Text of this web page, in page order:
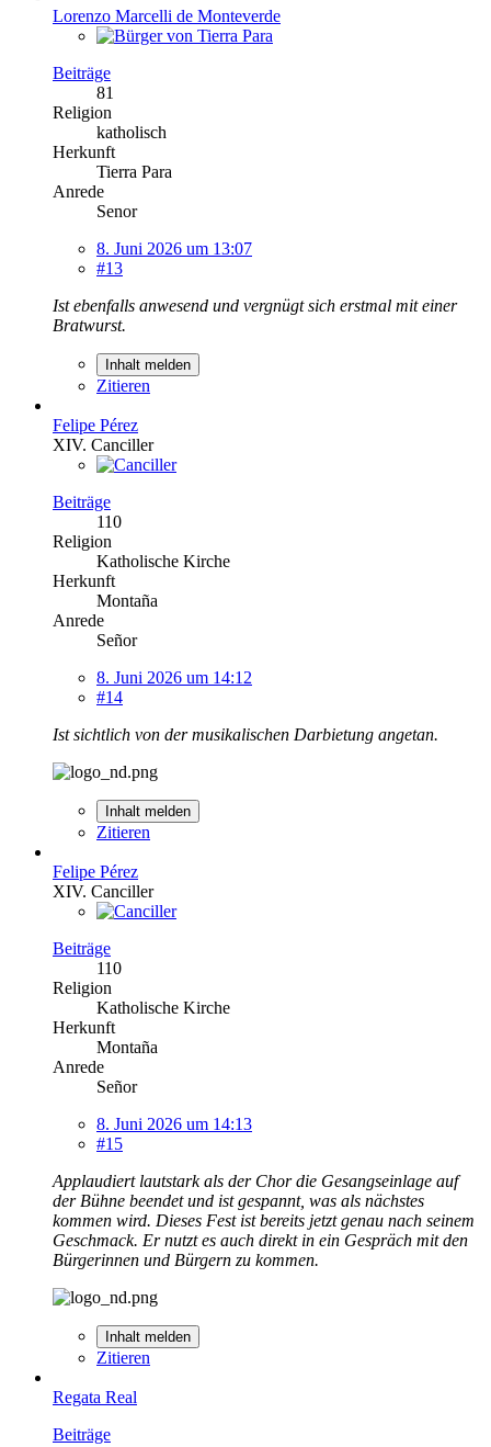
Lorenzo Marcelli de Monteverde
Beiträge
81
Religion
katholisch
Herkunft
Tierra Para
Anrede
Senor
8. Juni 2026 um 13:07
#13
Ist ebenfalls anwesend und vergnügt sich erstmal mit einer
Bratwurst.
Inhalt melden
Zitieren
Felipe Pérez
XIV. Canciller
Beiträge
110
Religion
Katholische Kirche
Herkunft
Montaña
Anrede
Señor
8. Juni 2026 um 14:12
#14
Ist sichtlich von der musikalischen Darbietung angetan.
Inhalt melden
Zitieren
Felipe Pérez
XIV. Canciller
Beiträge
110
Religion
Katholische Kirche
Herkunft
Montaña
Anrede
Señor
8. Juni 2026 um 14:13
#15
Applaudiert lautstark als der Chor die Gesangseinlage auf
der Bühne beendet und ist gespannt, was als nächstes
kommen wird. Dieses Fest ist bereits jetzt genau nach seinem
Geschmack. Er nutzt es auch direkt in ein Gespräch mit den
Bürgerinnen und Bürgern zu kommen.
Inhalt melden
Zitieren
Regata Real
Beiträge